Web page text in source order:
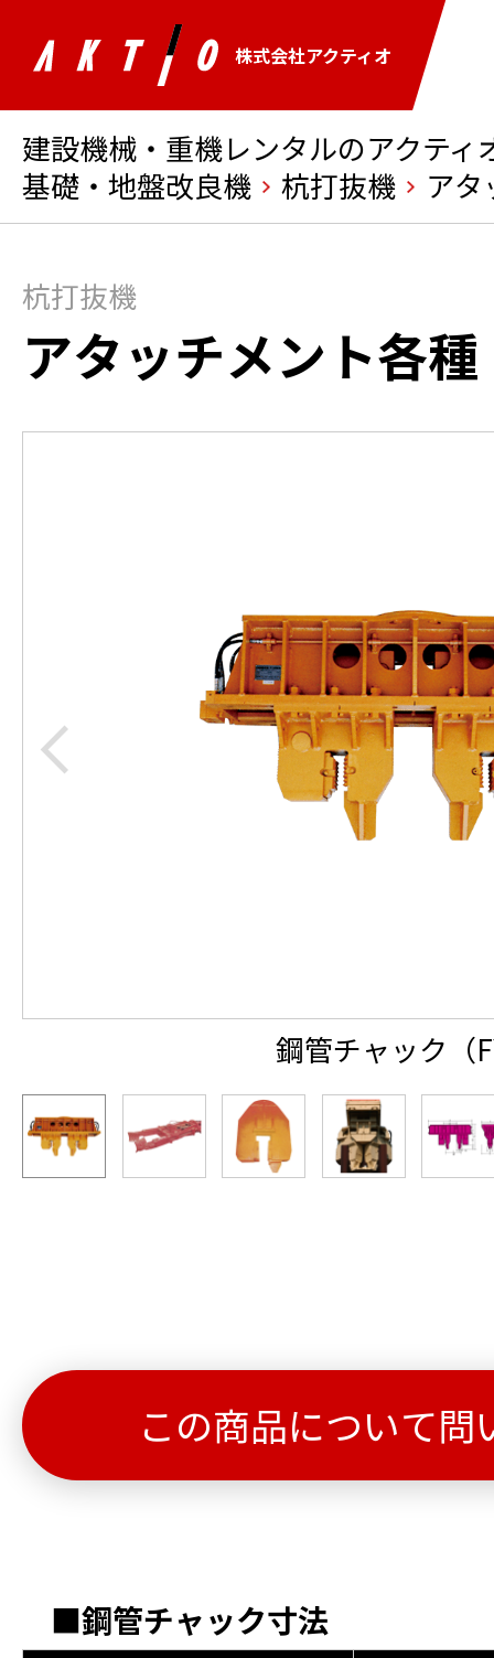
株式会社アクティオ
建設機械・重機レンタルのアクティ
基礎・地盤改良機
杭打抜機 ア
杭打抜機
アタッチメント各種
鋼管チャック（
この商品について問
■鋼管チャック寸法